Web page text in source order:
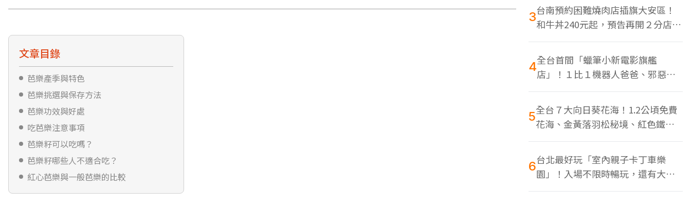
文章目錄
芭樂產季與特色
芭樂挑選與保存方法
芭樂功效與好處
吃芭樂注意事項
芭樂籽可以吃嗎？
芭樂籽哪些人不適合吃？
紅心芭樂與一般芭樂的比較
3台南預約困難燒肉店插旗大安區！
和牛丼240元起，預告再開２分店、
地點曝光
4全台首間「蠟筆小新電影旗艦
店」！１比１機器人爸爸、邪惡正
男，百款周邊買翻
5全台７大向日葵花海！1.2公頃免費
花海、金黃落羽松秘境、紅色鐵橋
同框
6台北最好玩「室內親子卡丁車樂
園」！入場不限時暢玩，還有大螢
幕Switch遊戲區